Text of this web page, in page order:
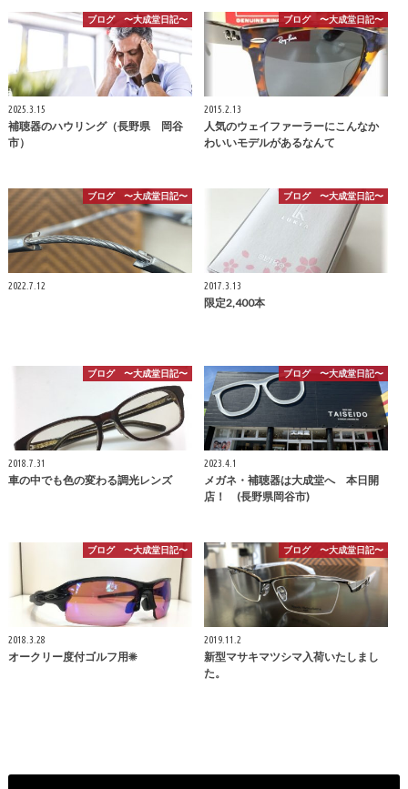
ブログ 〜大成堂日記〜
2025.3.15
補聴器のハウリング（長野県 岡谷
市）
ブログ 〜大成堂日記〜
2015.2.13
人気のウェイファーラーにこんなか
わいいモデルがあるなんて
ブログ 〜大成堂日記〜
2022.7.12
ブログ 〜大成堂日記〜
2017.3.13
限定2,400本
ブログ 〜大成堂日記〜
2018.7.31
車の中でも色の変わる調光レンズ
ブログ 〜大成堂日記〜
2023.4.1
メガネ・補聴器は大成堂へ 本日開
店！ (長野県岡谷市)
ブログ 〜大成堂日記〜
2018.3.28
オークリー度付ゴルフ用☀
ブログ 〜大成堂日記〜
2019.11.2
新型マサキマツシマ入荷いたしまし
た。